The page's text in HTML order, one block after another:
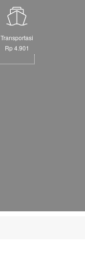
Transportasi
Rp 4.901